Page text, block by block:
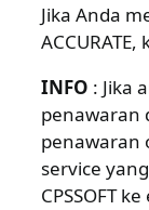
Jika Anda
INFO : Jika
penawaran
penawaran
service
CPSSOFT